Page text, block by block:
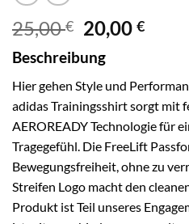
25,00€
Preis
war:
25,00 €
20,00€
Beschreibung
Hier gehen Style und
adidas Trainingsshirt sorgt mit
AEROREADY Technologie für
Tragegefühl. Die FreeLift
Bewegungsfreiheit, ohne zu
Streifen Logo macht den
Produkt ist Teil unseres